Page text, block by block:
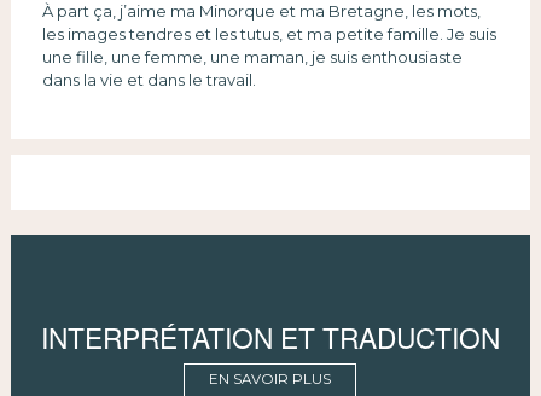
À part ça, j’aime ma Minorque et ma Bretagne, les mots,
les images tendres et les tutus, et ma petite famille. Je suis
une fille, une femme, une maman, je suis enthousiaste
dans la vie et dans le travail.
INTERPRÉTATION ET TRADUCTION
EN SAVOIR PLUS